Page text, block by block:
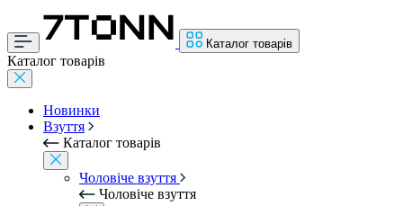
Каталог товарів
Каталог товарів
Новинки
Взуття
Каталог товарів
Чоловіче взуття
Чоловіче взуття